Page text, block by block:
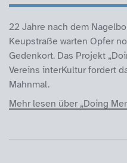
22 Jahre nach dem
Keupstraße warten Opfer
Gedenkort. Das Projekt
Vereins interKultur fordert
Mahnmal.
Mehr lesen über „Doing